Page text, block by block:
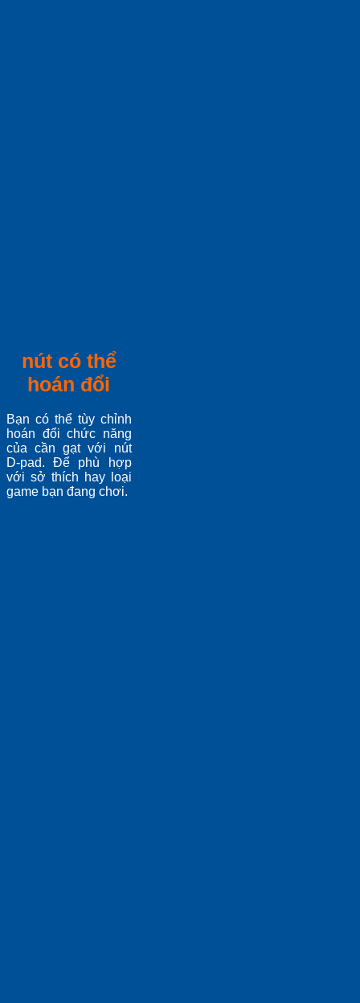
nút có thể
hoán đổi
Bạn có thể tùy chỉnh
hoán đổi chức năng
của cần gạt với nút
D-pad. Để phù hợp
với sở thích hay loại
game bạn đang chơi.